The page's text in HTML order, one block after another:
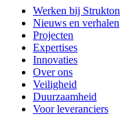
Werken bij Strukton
Nieuws en verhalen
Projecten
Expertises
Innovaties
Over ons
Veiligheid
Duurzaamheid
Voor leveranciers